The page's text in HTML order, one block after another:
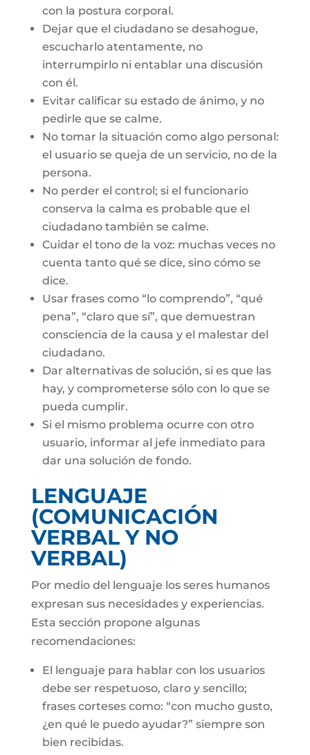
con la postura corporal.
Dejar que el ciudadano se desahogue,
escucharlo atentamente, no
interrumpirlo ni entablar una discusión
con él.
Evitar calificar su estado de ánimo, y no
pedirle que se calme.
No tomar la situación como algo personal:
el usuario se queja de un servicio, no de la
persona.
No perder el control; si el funcionario
conserva la calma es probable que el
ciudadano también se calme.
Cuidar el tono de la voz: muchas veces no
cuenta tanto qué se dice, sino cómo se
dice.
Usar frases como “lo comprendo”, “qué
pena”, “claro que sí”, que demuestran
consciencia de la causa y el malestar del
ciudadano.
Dar alternativas de solución, si es que las
hay, y comprometerse sólo con lo que se
pueda cumplir.
Si el mismo problema ocurre con otro
usuario, informar al jefe inmediato para
dar una solución de fondo.
LENGUAJE
(COMUNICACIÓN
VERBAL Y NO
VERBAL)
Por medio del lenguaje los seres humanos
expresan sus necesidades y experiencias.
Esta sección propone algunas
recomendaciones:
El lenguaje para hablar con los usuarios
debe ser respetuoso, claro y sencillo;
frases corteses como: “con mucho gusto,
¿en qué le puedo ayudar?” siempre son
bien recibidas.